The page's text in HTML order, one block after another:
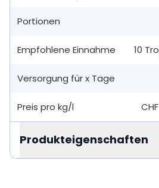
Portionen
Empfohlene Einnahme 10
Versorgung für x Tage
Preis pro kg/l
Produkteigenschaften